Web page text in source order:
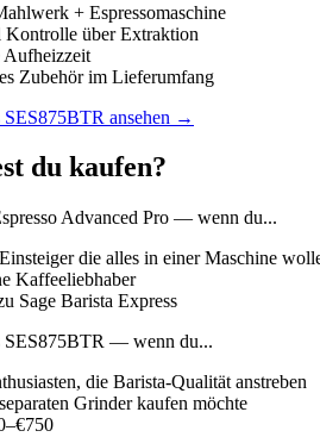
+ Espressomaschine
Kontrolle über Extraktion
Aufheizzeit
Zubehör im Lieferumfang
SES875BTR ansehen →
du kaufen?
Advanced Pro — wenn du...
die alles in einer Maschine
Kaffeeliebhaber
Sage Barista Express
SES875BTR — wenn du...
die Barista-Qualität anstreben
Grinder kaufen möchte